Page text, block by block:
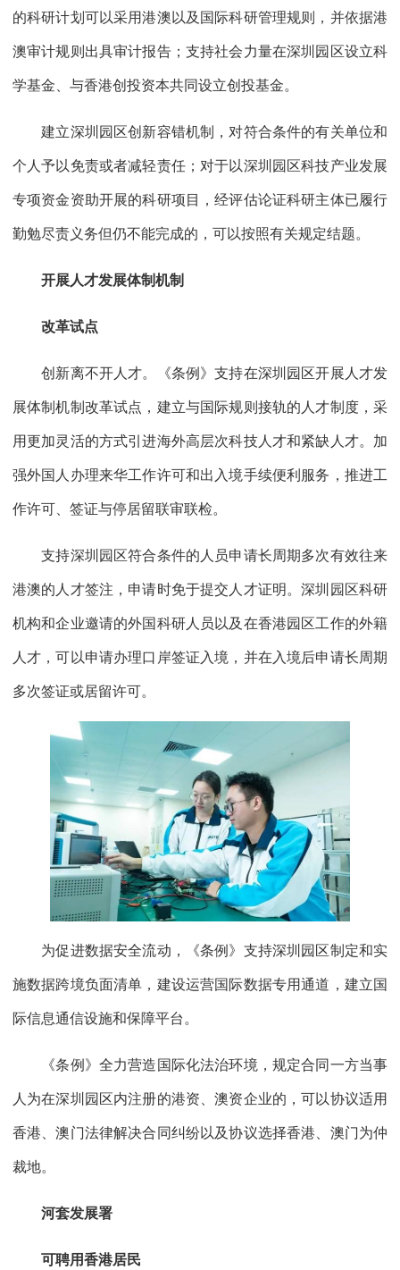
的科研计划可以采用港澳以及国际科研管理规则，并依据港
澳审计规则出具审计报告；支持社会力量在深圳园区设立科
学基金、与香港创投资本共同设立创投基金。
建立深圳园区创新容错机制，对符合条件的有关单位和
个人予以免责或者减轻责任；对于以深圳园区科技产业发展
专项资金资助开展的科研项目，经评估论证科研主体已履行
勤勉尽责义务但仍不能完成的，可以按照有关规定结题。
开展人才发展体制机制
改革试点
创新离不开人才。《条例》支持在深圳园区开展人才发
展体制机制改革试点，建立与国际规则接轨的人才制度，采
用更加灵活的方式引进海外高层次科技人才和紧缺人才。加
强外国人办理来华工作许可和出入境手续便利服务，推进工
作许可、签证与停居留联审联检。
支持深圳园区符合条件的人员申请长周期多次有效往来
港澳的人才签注，申请时免于提交人才证明。深圳园区科研
机构和企业邀请的外国科研人员以及在香港园区工作的外籍
人才，可以申请办理口岸签证入境，并在入境后申请长周期
多次签证或居留许可。
为促进数据安全流动，《条例》支持深圳园区制定和实
施数据跨境负面清单，建设运营国际数据专用通道，建立国
际信息通信设施和保障平台。
《条例》全力营造国际化法治环境，规定合同一方当事
人为在深圳园区内注册的港资、澳资企业的，可以协议适用
香港、澳门法律解决合同纠纷以及协议选择香港、澳门为仲
裁地。
河套发展署
可聘用香港居民